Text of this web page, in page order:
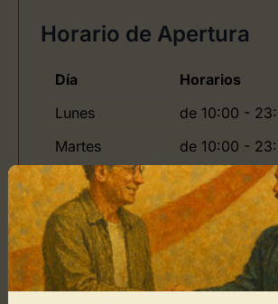
Horario de Apertura
Día
Horarios
Lunes
de 10:00 -
Martes
de 10:00 -
Jueves
de 10:00 -
Viernes
de 10:00 -
Domingo
de 10:00 -